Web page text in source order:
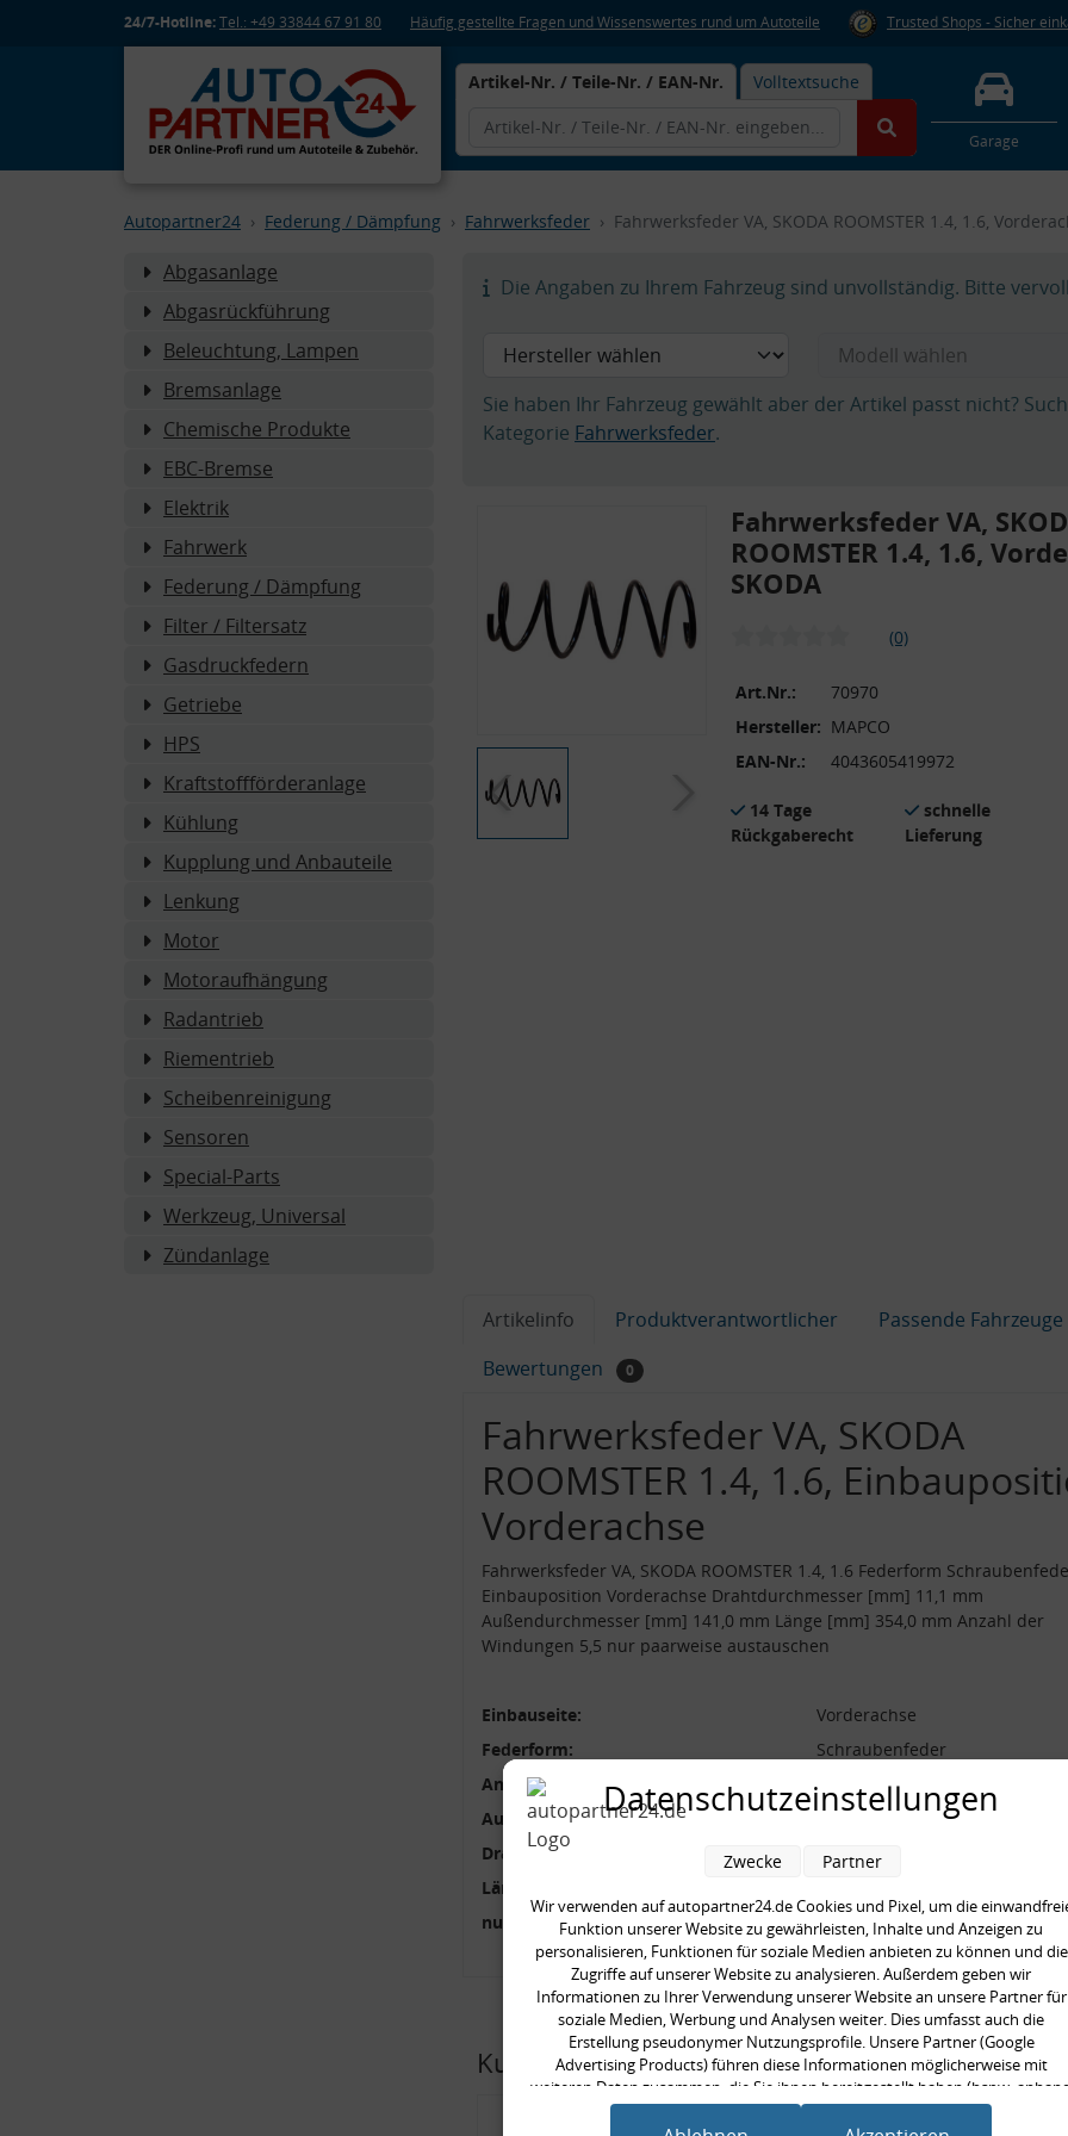
24/7-Hotline:Tel.: +49 33844 67 91 80 Häufig gestellte Fragen und Wissenswertes rund um Autoteile Trusted Shops - Sicher
Artikel-Nr. / Teile-Nr. / EAN-Nr. Volltextsuche
Garage
Autopartner24 Federung / Dämpfung Fahrwerksfeder Fahrwerksfeder VA, SKODA ROOMSTER 1.4, 1.6,
Abgasanlage
Abgasrückführung
Beleuchtung, Lampen
Bremsanlage
Chemische Produkte
EBC-Bremse
Elektrik
Fahrwerk
Federung / Dämpfung
Filter / Filtersatz
Gasdruckfedern
Getriebe
HPS
Kraftstoffförderanlage
Kühlung
Kupplung und Anbauteile
Lenkung
Motor
Motoraufhängung
Radantrieb
Riementrieb
Scheibenreinigung
Sensoren
Special-Parts
Werkzeug, Universal
Zündanlage
Die Angaben zu Ihrem Fahrzeug sind unvollständig. Bitte
Sie haben Ihr Fahrzeug gewählt aber der Artikel passt nicht?
Kategorie Fahrwerksfeder.
Fahrwerksfeder VA,
ROOMSTER 1.4, 1.6,
SKODA
(0)
Art.Nr.:
70970
Hersteller: MAPCO
EAN-Nr.:
4043605419972
14 Tage
Rückgaberecht
schnelle
Lieferung
Artikelinfo Produktverantwortlicher
Passende Fahrzeuge
Bewertungen
0
Fahrwerksfeder VA, SKODA
ROOMSTER 1.4, 1.6,
Vorderachse
Fahrwerksfeder VA, SKODA ROOMSTER 1.4, 1.6 Federform
Einbauposition Vorderachse Drahtdurchmesser [mm] 11,1 mm
Außendurchmesser [mm] 141,0 mm Länge [mm] 354,0 mm Anzahl der
Windungen 5,5 nur paarweise austauschen
Einbauseite:
Vorderachse
Federform:
Schraubenfeder
Anzahl der Windungen:
5,5
Außendurchmesser [mm]:
141,0 mm
Drahtdurchmesser [mm]:
11,1 mm
Länge [mm]:
nur paarweise austauschen:
Kunden kauften auch
Datenschutzeinstellungen
Wir verwenden auf autopartner24.de Cookies und Pixel, um die
Funktion unserer Website zu gewährleisten, Inhalte und Anzeigen zu
personalisieren, Funktionen für soziale Medien anbieten zu können und die
Zugriffe auf unserer Website zu analysieren. Außerdem geben wir
Informationen zu Ihrer Verwendung unserer Website an unsere Partner für
soziale Medien, Werbung und Analysen weiter. Dies umfasst auch die
Erstellung pseudonymer Nutzungsprofile. Unsere Partner (Google
Advertising Products) führen diese Informationen möglicherweise mit
weiteren Daten zusammen, die Sie ihnen bereitgestellt haben (bspw.
eines persönlichen Accounts) oder welche sie im Rahmen Ihrer Nutzung der
Zwecke Partner